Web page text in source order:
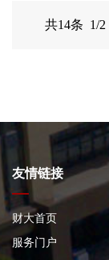
共14条 1/2
友情链接
财大首页
服务门户